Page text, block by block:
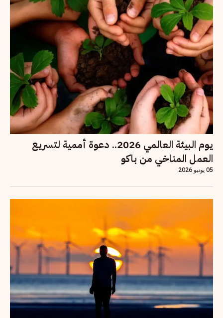
يوم البيئة العالمي 2026.. دعوة أممية لتسريع
العمل المناخي من باكو
05 يونيو 2026